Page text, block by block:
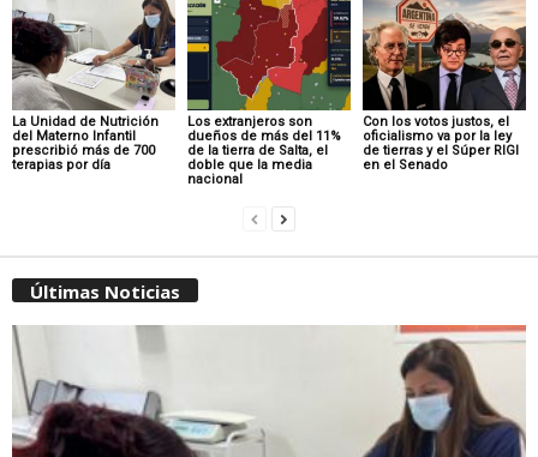
La Unidad de Nutrición
del Materno Infantil
prescribió más de 700
terapias por día
Los extranjeros son
dueños de más del 11%
de la tierra de Salta, el
doble que la media
nacional
Con los votos justos, el
oficialismo va por la ley
de tierras y el Súper RIGI
en el Senado
Últimas Noticias